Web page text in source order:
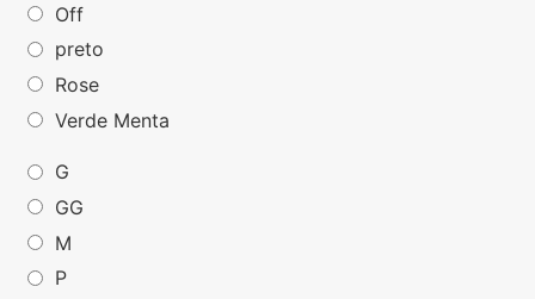
Off
preto
Rose
Verde Menta
G
GG
M
P